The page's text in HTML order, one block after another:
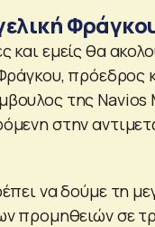
και εμείς θα
πρόεδρος
της
στην
να δούμε τη
προμηθειών σε